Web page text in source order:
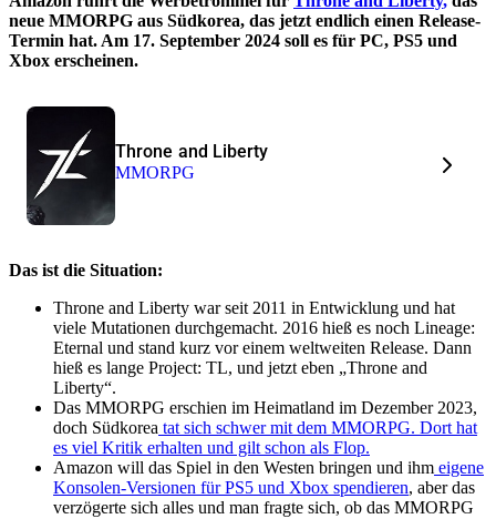
neue MMORPG aus Südkorea, das jetzt endlich einen Release-
Termin hat. Am 17. September 2024 soll es für PC, PS5 und
Xbox erscheinen.
Throne and Liberty
MMORPG
Das ist die Situation:
Throne and Liberty war seit 2011 in Entwicklung und hat
viele Mutationen durchgemacht. 2016 hieß es noch Lineage:
Eternal und stand kurz vor einem weltweiten Release. Dann
hieß es lange Project: TL, und jetzt eben „Throne and
Liberty“.
Das MMORPG erschien im Heimatland im Dezember 2023,
doch Südkorea tat sich schwer mit dem MMORPG. Dort hat
es viel Kritik erhalten und gilt schon als Flop.
Amazon will das Spiel in den Westen bringen und ihm eigene
Konsolen-Versionen für PS5 und Xbox spendieren, aber das
verzögerte sich alles und man fragte sich, ob das MMORPG